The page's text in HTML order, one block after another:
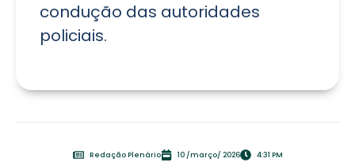
condução das autoridades
policiais.
Redação Plenário 10 /março/ 2026 4:31 PM